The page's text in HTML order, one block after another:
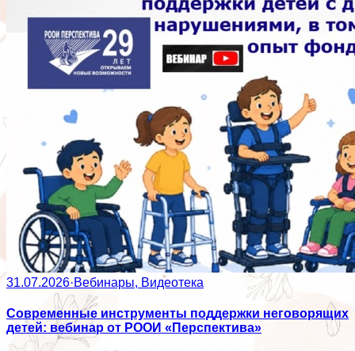
31.07.2026·Вебинары, Видеотека
Современные инструменты поддержки неговорящих
детей: вебинар от РООИ «Перспектива»